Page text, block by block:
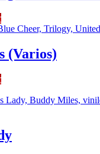
(Varios)